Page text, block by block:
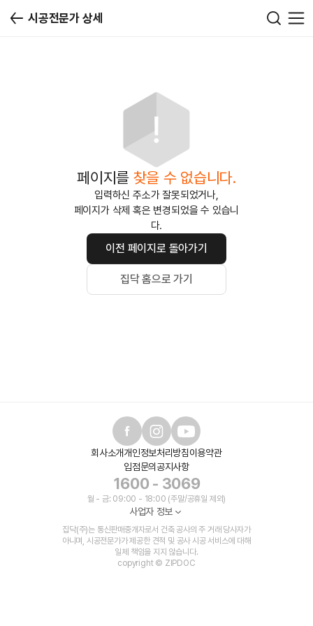
시공전문가 상세
페이지를 찾을 수 없습니다.
입력하신 주소가 잘못되었거나,
페이지가 삭제 혹은 변경되었을 수 있습니
다.
이전 페이지로 돌아가기
집닥 홈으로 가기
회사소개개인정보처리방침이용약관
입점문의 공지사항
1600 - 3069
월 - 금: 09:00 - 18:00 (주말/공휴일 제외)
사업자 정보
집닥(주)는 통신판매중개자로서 건축 공사의 주 거래 당사자가
아니며, 시공전문가가 제공한 견적 및 공사 시공 서비스에 대해
일체 책임을 지지 않습니다.
copyright © ZIPDOC